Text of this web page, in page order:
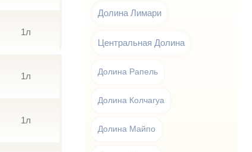
1л
1л
1л
Долина Лимари
Центральная Долина
Долина Рапель
Долина Колчагуа
Долина Майпо